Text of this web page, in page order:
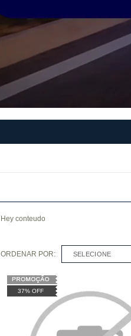
Hey conteudo
ORDENAR POR: SELECIONE
37% OFF